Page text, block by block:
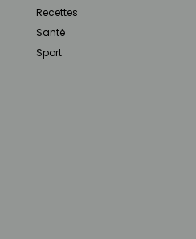
Recettes
Santé
Sport